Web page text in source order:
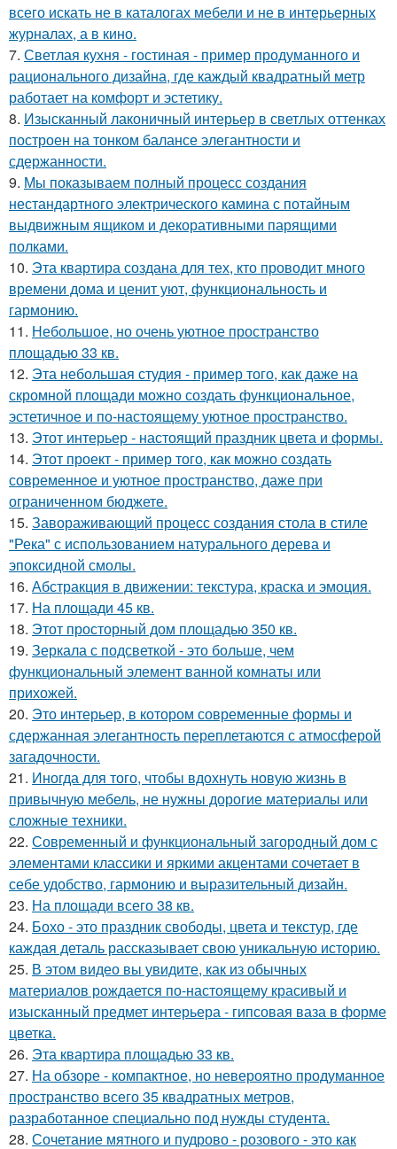
всего искать не в каталогах мебели и не в интерьерных
журналах, а в кино.
7. Светлая кухня - гостиная - пример продуманного и
рационального дизайна, где каждый квадратный метр
работает на комфорт и эстетику.
8. Изысканный лаконичный интерьер в светлых оттенках
построен на тонком балансе элегантности и
сдержанности.
9. Мы показываем полный процесс создания
нестандартного электрического камина с потайным
выдвижным ящиком и декоративными парящими
полками.
10. Эта квартира создана для тех, кто проводит много
времени дома и ценит уют, функциональность и
гармонию.
11. Небольшое, но очень уютное пространство
площадью 33 кв.
12. Эта небольшая студия - пример того, как даже на
скромной площади можно создать функциональное,
эстетичное и по-настоящему уютное пространство.
13. Этот интерьер - настоящий праздник цвета и формы.
14. Этот проект - пример того, как можно создать
современное и уютное пространство, даже при
ограниченном бюджете.
15. Завораживающий процесс создания стола в стиле
"Река" с использованием натурального дерева и
эпоксидной смолы.
16. Абстракция в движении: текстура, краска и эмоция.
17. На площади 45 кв.
18. Этот просторный дом площадью 350 кв.
19. Зеркала с подсветкой - это больше, чем
функциональный элемент ванной комнаты или
прихожей.
20. Это интерьер, в котором современные формы и
сдержанная элегантность переплетаются с атмосферой
загадочности.
21. Иногда для того, чтобы вдохнуть новую жизнь в
привычную мебель, не нужны дорогие материалы или
сложные техники.
22. Современный и функциональный загородный дом с
элементами классики и яркими акцентами сочетает в
себе удобство, гармонию и выразительный дизайн.
23. На площади всего 38 кв.
24. Бохо - это праздник свободы, цвета и текстур, где
каждая деталь рассказывает свою уникальную историю.
25. В этом видео вы увидите, как из обычных
материалов рождается по-настоящему красивый и
изысканный предмет интерьера - гипсовая ваза в форме
цветка.
26. Эта квартира площадью 33 кв.
27. На обзоре - компактное, но невероятно продуманное
пространство всего 35 квадратных метров,
разработанное специально под нужды студента.
28. Сочетание мятного и пудрово - розового - это как